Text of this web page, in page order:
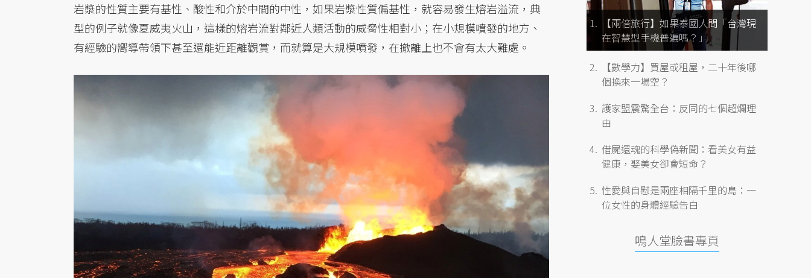
岩漿的性質主要有基性、酸性和介於中間的中性，如果岩漿性質偏基性，就容易發生熔岩溢流，典
型的例子就像夏威夷火山，這樣的熔岩流對鄰近人類活動的威脅性相對小；在小規模噴發的地方、
有經驗的嚮導帶領下甚至還能近距離觀賞，而就算是大規模噴發，在撤離上也不會有太大難處。
【兩倍旅行】如果泰國人問「台灣現
在智慧型手機普遍嗎？」
【數學力】買屋或租屋，二十年後哪
個換來一場空？
護家盟震驚全台：反同的七個超爛理
由
借屍還魂的科學偽新聞：看美女有益
健康，娶美女卻會短命？
性愛與自慰是兩座相隔千里的島：一
位女性的身體經驗告白
鳴人堂臉書專頁